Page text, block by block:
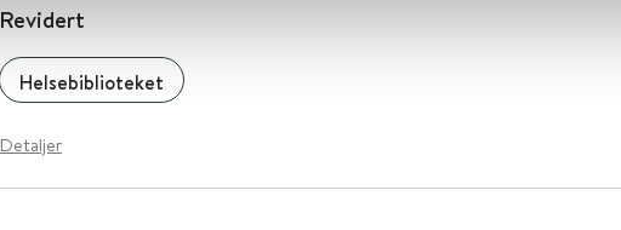
Revidert
Helsebiblioteket
Detaljer